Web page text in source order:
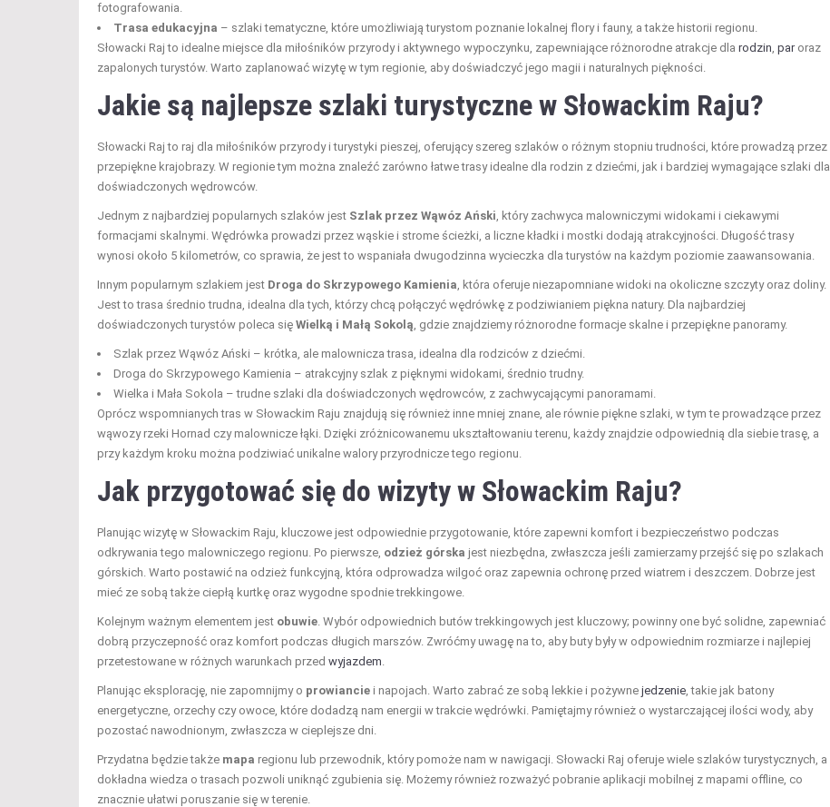
fotografowania.
Trasa edukacyjna – szlaki tematyczne, które umożliwiają turystom poznanie lokalnej flory i fauny, a także historii regionu.
Słowacki Raj to idealne miejsce dla miłośników przyrody i aktywnego wypoczynku, zapewniające różnorodne atrakcje dla rodzin, paroraz
zapalonych turystów. Warto zaplanować wizytę w tym regionie, aby doświadczyć jego magii i naturalnych piękności.
Jakie są najlepsze szlaki turystyczne w Słowackim Raju?
Słowacki Raj to raj dla miłośników przyrody i turystyki pieszej, oferujący szereg szlaków o różnym stopniu trudności, które prowadzą przez
przepiękne krajobrazy. W regionie tym można znaleźć zarówno łatwe trasy idealne dla rodzin z dziećmi, jak i bardziej wymagające szlaki dla
doświadczonych wędrowców.
Jednym z najbardziej popularnych szlaków jest Szlak przez Wąwóz Ański, który zachwyca malowniczymi widokami i ciekawymi
formacjami skalnymi. Wędrówka prowadzi przez wąskie i strome ścieżki, a liczne kładki i mostki dodają atrakcyjności. Długość trasy
wynosi około 5 kilometrów, co sprawia, że jest to wspaniała dwugodzinna wycieczka dla turystów na każdym poziomie zaawansowania.
Innym popularnym szlakiem jest Droga do Skrzypowego Kamienia, która oferuje niezapomniane widoki na okoliczne szczyty oraz doliny.
Jest to trasa średnio trudna, idealna dla tych, którzy chcą połączyć wędrówkę z podziwianiem piękna natury. Dla najbardziej
doświadczonych turystów poleca się Wielką i Małą Sokolą, gdzie znajdziemy różnorodne formacje skalne i przepiękne panoramy.
Szlak przez Wąwóz Ański – krótka, ale malownicza trasa, idealna dla rodziców z dziećmi.
Droga do Skrzypowego Kamienia – atrakcyjny szlak z pięknymi widokami, średnio trudny.
Wielka i Mała Sokola – trudne szlaki dla doświadczonych wędrowców, z zachwycającymi panoramami.
Oprócz wspomnianych tras w Słowackim Raju znajdują się również inne mniej znane, ale równie piękne szlaki, w tym te prowadzące przez
wąwozy rzeki Hornad czy malownicze łąki. Dzięki zróżnicowanemu ukształtowaniu terenu, każdy znajdzie odpowiednią dla siebie trasę, a
przy każdym kroku można podziwiać unikalne walory przyrodnicze tego regionu.
Jak przygotować się do wizyty w Słowackim Raju?
Planując wizytę w Słowackim Raju, kluczowe jest odpowiednie przygotowanie, które zapewni komfort i bezpieczeństwo podczas
odkrywania tego malowniczego regionu. Po pierwsze, odzież górska jest niezbędna, zwłaszcza jeśli zamierzamy przejść się po szlakach
górskich. Warto postawić na odzież funkcyjną, która odprowadza wilgoć oraz zapewnia ochronę przed wiatrem i deszczem. Dobrze jest
mieć ze sobą także ciepłą kurtkę oraz wygodne spodnie trekkingowe.
Kolejnym ważnym elementem jest obuwie. Wybór odpowiednich butów trekkingowych jest kluczowy; powinny one być solidne, zapewniać
dobrą przyczepność oraz komfort podczas długich marszów. Zwróćmy uwagę na to, aby buty były w odpowiednim rozmiarze i najlepiej
przetestowane w różnych warunkach przed wyjazdem.
Planując eksplorację, nie zapomnijmy o prowiancie i napojach. Warto zabrać ze sobą lekkie i pożywne jedzenie, takie jak batony
energetyczne, orzechy czy owoce, które dodadzą nam energii w trakcie wędrówki. Pamiętajmy również o wystarczającej ilości wody, aby
pozostać nawodnionym, zwłaszcza w cieplejsze dni.
Przydatna będzie także mapa regionu lub przewodnik, który pomoże nam w nawigacji. Słowacki Raj oferuje wiele szlaków turystycznych, a
dokładna wiedza o trasach pozwoli uniknąć zgubienia się. Możemy również rozważyć pobranie aplikacji mobilnej z mapami offline, co
znacznie ułatwi poruszanie się w terenie.